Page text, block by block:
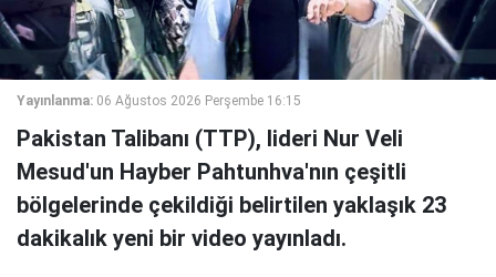
Yayınlanma: 06 Ağustos 2026 Perşembe 16:15
Pakistan Talibanı (TTP), lideri Nur Veli
Mesud'un Hayber Pahtunhva'nın çeşitli
bölgelerinde çekildiği belirtilen yaklaşık 23
dakikalık yeni bir video yayınladı.